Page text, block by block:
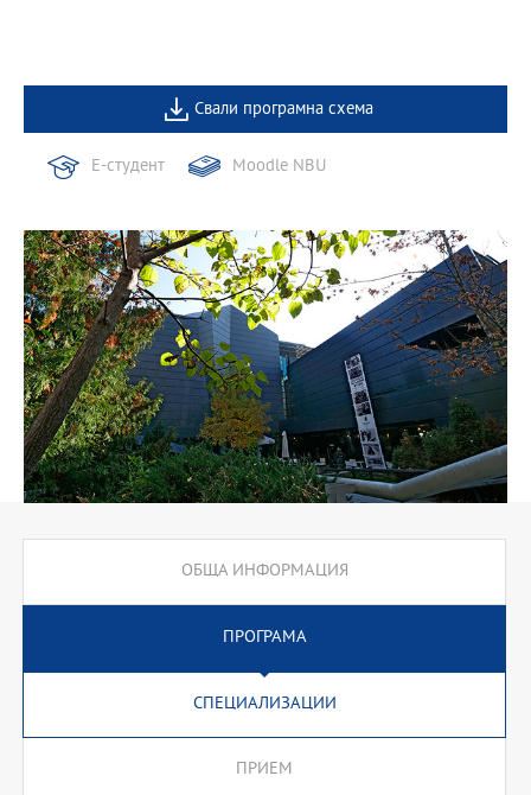
Свали програмна схема
Е-студент Moodle NBU
ОБЩА ИНФОРМАЦИЯ
ПРОГРАМА
СПЕЦИАЛИЗАЦИИ
ПРИЕМ